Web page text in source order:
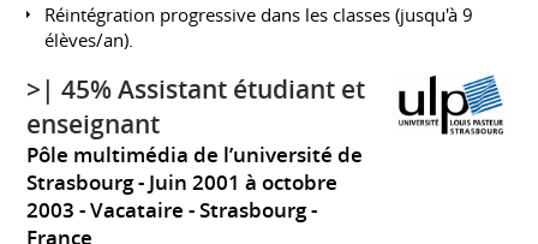
Réintégration progressive dans les classes (jusqu'à 9
élèves/an).
>| 45% Assistant étudiant et
enseignant
Pôle multimédia de l’université de
Strasbourg
Juin 2001 à octobre
2003 Vacataire
Strasbourg
France